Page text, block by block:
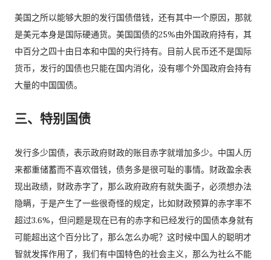
美国之所以能够大胆的发行国债借钱，还有其中一个原因，那就
是美元本身是国际硬通货。美国国债的25%由外国政府持有，其
中百分之四十由日本和中国的央行持有。目前人民币还不是国际
货币，发行的国债也只能在国内消化，没有哪个外国政府会持有
大量的中国国债。
三、特别国债
发行多少国债，表示政府财政的账目赤字就增加多少。中国人历
来都重储蓄而不喜欢借钱，债务多是很可耻的事情。财政盈余表
现出政绩，财政赤字了，那么政府政府有就失面子，必须想办法
隐瞒，于是产生了一些很奇怪的规定，比如财政预算的赤字率不
超过3.6%，但问题是现在已有的赤字和已经发行的国债本身就有
可能超出这个百分比了，那么怎么办呢？这时候中国人的聪明才
智就发挥作用了，我们有中国特色的社会主义，那么为社么不能